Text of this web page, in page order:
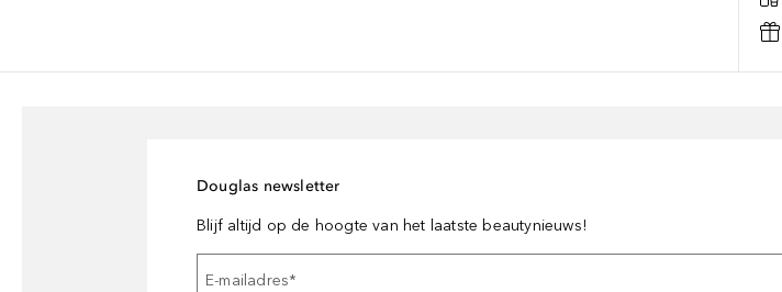
Douglas newsletter
Blijf altijd op de hoogte van het laatste beautynieuws!
E-mailadres*